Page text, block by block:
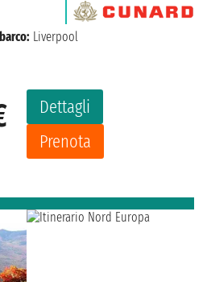
Dettagli
Prenota
Liverpool